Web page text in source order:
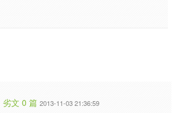
劣文 0 篇 2013-11-03 21:36:59